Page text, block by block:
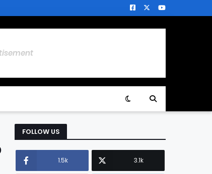
FOLLOW US
1.5k 3.1k